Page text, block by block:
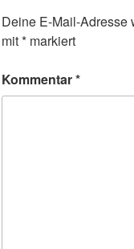
Deine E-Mail-Adresse
mit* markiert
Kommentar*